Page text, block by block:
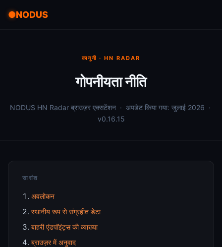
NODUS
कानूनी · HN RADAR
गोपनीयता नीति
NODUS HN Radar ब्राउज़र एक्सटेंशन · अपडेट किया गया: जुलाई 2026 ·
v0.16.15
सारांश
अवलोकन
स्थानीय रूप से संग्रहीत डेटा
बाहरी एंडपॉइंट्स की व्याख्या
ब्राउज़र में अनुवाद